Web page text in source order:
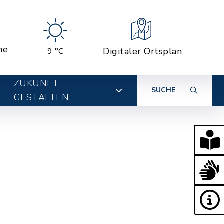
9 °C Digitaler Ortsplan
ZUKUNFT
GESTALTEN
SUCHE